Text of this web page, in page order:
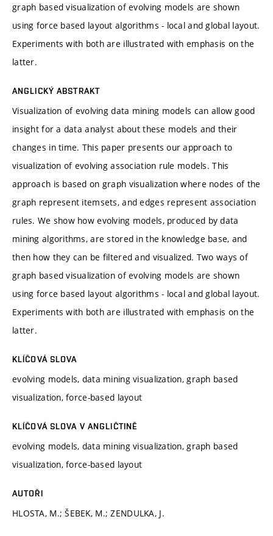
graph based visualization of evolving models are shown
using force based layout algorithms - local and global layout.
Experiments with both are illustrated with emphasis on the
latter.
ANGLICKÝ ABSTRAKT
Visualization of evolving data mining models can allow good
insight for a data analyst about these models and their
changes in time. This paper presents our approach to
visualization of evolving association rule models. This
approach is based on graph visualization where nodes of the
graph represent itemsets, and edges represent association
rules. We show how evolving models, produced by data
mining algorithms, are stored in the knowledge base, and
then how they can be filtered and visualized. Two ways of
graph based visualization of evolving models are shown
using force based layout algorithms - local and global layout.
Experiments with both are illustrated with emphasis on the
latter.
KLÍČOVÁ SLOVA
evolving models, data mining visualization, graph based
visualization, force-based layout
KLÍČOVÁ SLOVA V ANGLIČTINĚ
evolving models, data mining visualization, graph based
visualization, force-based layout
AUTOŘI
HLOSTA, M.; ŠEBEK, M.; ZENDULKA, J.